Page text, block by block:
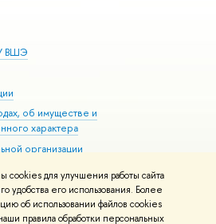
cookies для улучшения работы сайта
его использования. Более
об использовании файлов cookies
правила обработки персональных
ВШЭ
об имуществе и
характера
организации
здоровья